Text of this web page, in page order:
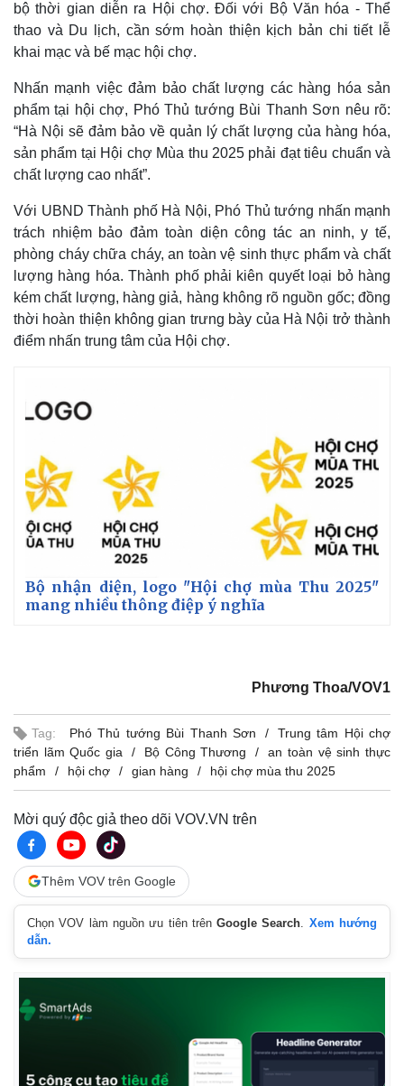
Kinh tế
Bất động sản
Thị trường
Giá vàng
Giá cà phê
bộ thời gian diễn ra Hội chợ. Đối với Bộ Văn hóa - Thể
thao và Du lịch, cần sớm hoàn thiện kịch bản chi tiết lễ
khai mạc và bế mạc hội chợ.
Nhấn mạnh việc đảm bảo chất lượng các hàng hóa sản
phẩm tại hội chợ, Phó Thủ tướng Bùi Thanh Sơn nêu rõ:
“Hà Nội sẽ đảm bảo về quản lý chất lượng của hàng hóa,
sản phẩm tại Hội chợ Mùa thu 2025 phải đạt tiêu chuẩn và
chất lượng cao nhất”.
Với UBND Thành phố Hà Nội, Phó Thủ tướng nhấn mạnh
trách nhiệm bảo đảm toàn diện công tác an ninh, y tế,
phòng cháy chữa cháy, an toàn vệ sinh thực phẩm và chất
lượng hàng hóa. Thành phố phải kiên quyết loại bỏ hàng
kém chất lượng, hàng giả, hàng không rõ nguồn gốc; đồng
thời hoàn thiện không gian trưng bày của Hà Nội trở thành
điểm nhấn trung tâm của Hội chợ.
Bộ nhận diện, logo "Hội chợ mùa Thu 2025"
mang nhiều thông điệp ý nghĩa
Phương Thoa/VOV1
Tag: Phó Thủ tướng Bùi Thanh Sơn
Trung tâm Hội chợ
triển lãm Quốc gia
Bộ Công Thương
an toàn vệ sinh thực
phẩm
hội chợ gian hàng hội chợ mùa thu 2025
Mời quý độc giả theo dõi VOV.VN trên
Thêm VOV trên Google
Chọn VOV làm nguồn ưu tiên trênGoogle Search
Xem hướng
dẫn.